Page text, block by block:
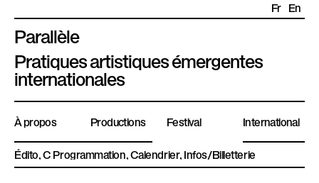
Parallèle
P
l
a
t
e
f
o
Pratiques artistiques émergentes
internationales
Fr En
À propos Productions Festival International
Édito Programmation Calendrier Infos/Billetterie